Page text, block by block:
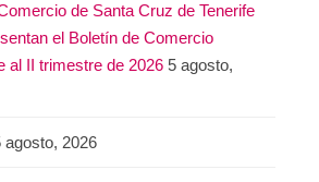
de Santa Cruz de Tenerife
el Boletín de Comercio
al II trimestre de 2026 5 agosto,
agosto, 2026